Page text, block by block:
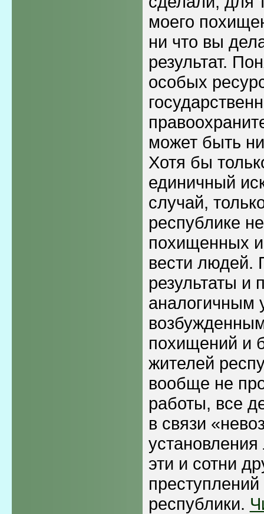
моего
ни что вы
результат.
особых
может быть
Хотя бы
единичный
случай,
республике
похищенных
вести людей.
результаты и
аналогичным
похищений и
жителей
вообще не
работы, все
в связи
эти и сотни
республики.